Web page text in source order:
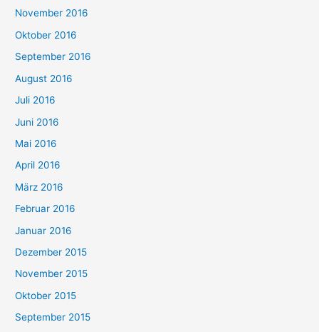
November 2016
Oktober 2016
September 2016
August 2016
Juli 2016
Juni 2016
Mai 2016
April 2016
März 2016
Februar 2016
Januar 2016
Dezember 2015
November 2015
Oktober 2015
September 2015